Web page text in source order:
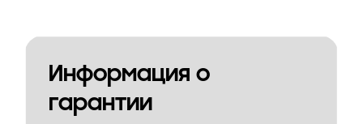
Информация о
гарантии